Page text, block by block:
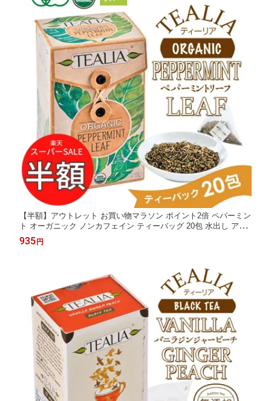
【半額】アウトレット お買い物マラソン ポイント2倍 ペパーミン
ト オーガニック ノンカフェイン ティーバッグ 20包 水出し アレ
ルギー 花粉対策 花粉症 ハーブティー アレルギー スッキリ ギフ
ト プレゼント 送料無料 ミント 爽快 健康 tealia 無農薬 お茶 すっ
935 円